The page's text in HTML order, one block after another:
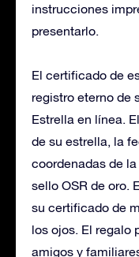
instrucciones
presentarlo.
El certificado de
registro eterno de
Estrella en línea.
de su estrella, la
coordenadas de
sello OSR de oro.
su certificado de
los ojos. El regalo
amigos y